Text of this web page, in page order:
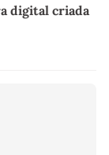
digital criada